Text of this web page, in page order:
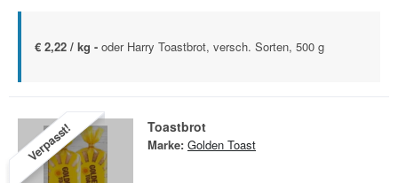
€ 2,22 / kg - oder Harry Toastbrot, versch. Sorten, 500 g
Verpasst! Toastbrot
Marke: Golden Toast